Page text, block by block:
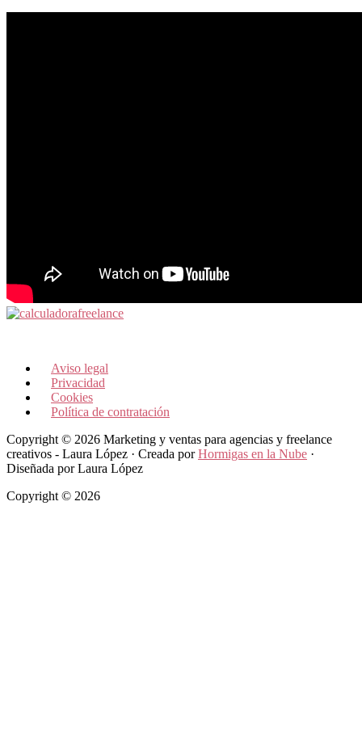
Aviso legal
Privacidad
Cookies
Política de contratación
Copyright © 2026 Marketing y ventas para agencias y freelance
creativos - Laura López · Creada porHormigas en la Nube ·
Diseñada por Laura López
Copyright © 2026